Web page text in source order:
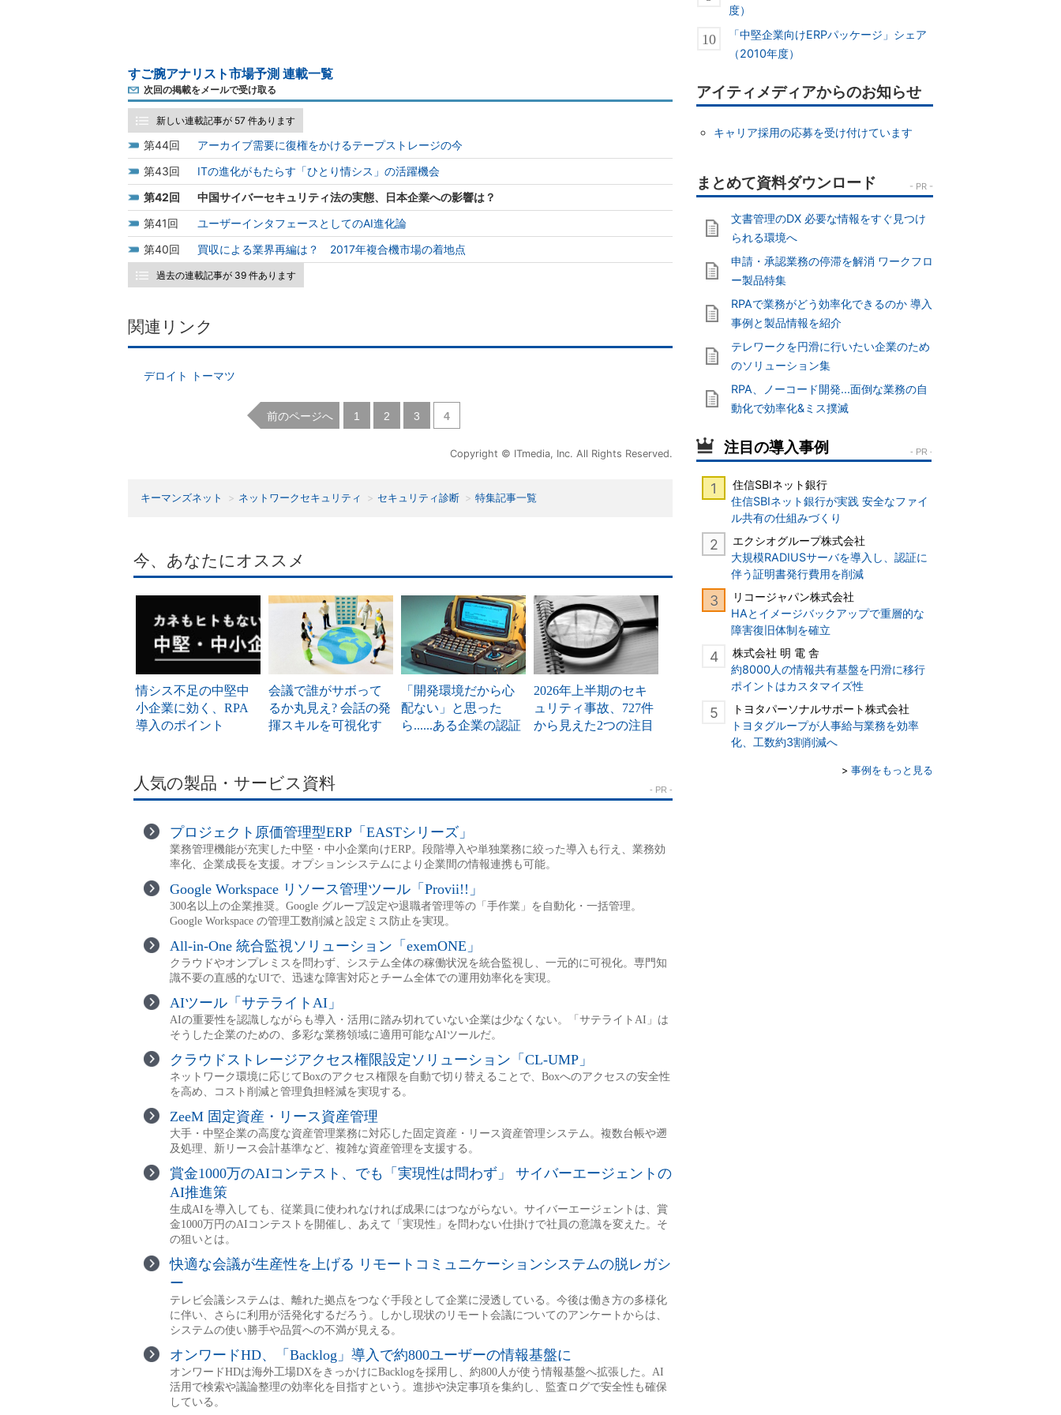
すご腕アナリスト市場予測 連載一覧
次回の掲載をメールで受け取る
新しい連載記事が 57 件あります
44
アーカイブ需要に復権をかけるテープストレージの今
43
ITの進化がもたらす「ひとり情シス」の活躍機会
42
中国サイバーセキュリティ法の実態、日本企業への影響は？
41
ユーザーインタフェースとしてのAI進化論
40
買収による業界再編は？ 2017年複合機市場の着地点
過去の連載記事が 39 件あります
関連リンク
デロイト トーマツ
前のページへ 1 2 3 4
Copyright © ITmedia, Inc. All Rights Reserved.
キーマンズネット ネットワークセキュリティ セキュリティ診断 特集記事一覧
度）
「中堅企業向けERPパッケージ」シェア
（2010年度）
アイティメディアからのお知らせ
キャリア採用の応募を受け付けています
文書管理のDX 必要な情報をすぐ見つけ
られる環境へ
申請・承認業務の停滞を解消 ワークフロ
ー製品特集
RPAで業務がどう効率化できるのか 導入
事例と製品情報を紹介
テレワークを円滑に行いたい企業のため
のソリューション集
RPA、ノーコード開発...面倒な業務の自
動化で効率化&ミス撲滅